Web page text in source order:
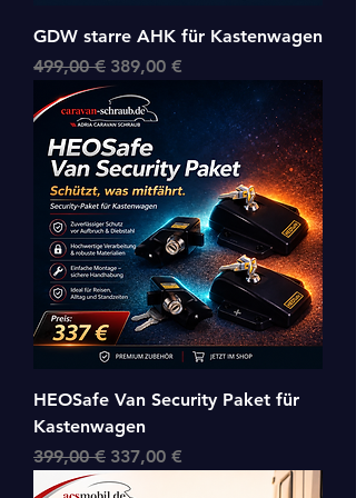
GDW starre AHK für Kastenwagen
Standardpreis
499,00 € Sale-Preis
389,00 €
HEOSafe Van Security Paket für
Kastenwagen
Standardpreis
399,00 € Sale-Preis
337,00 €